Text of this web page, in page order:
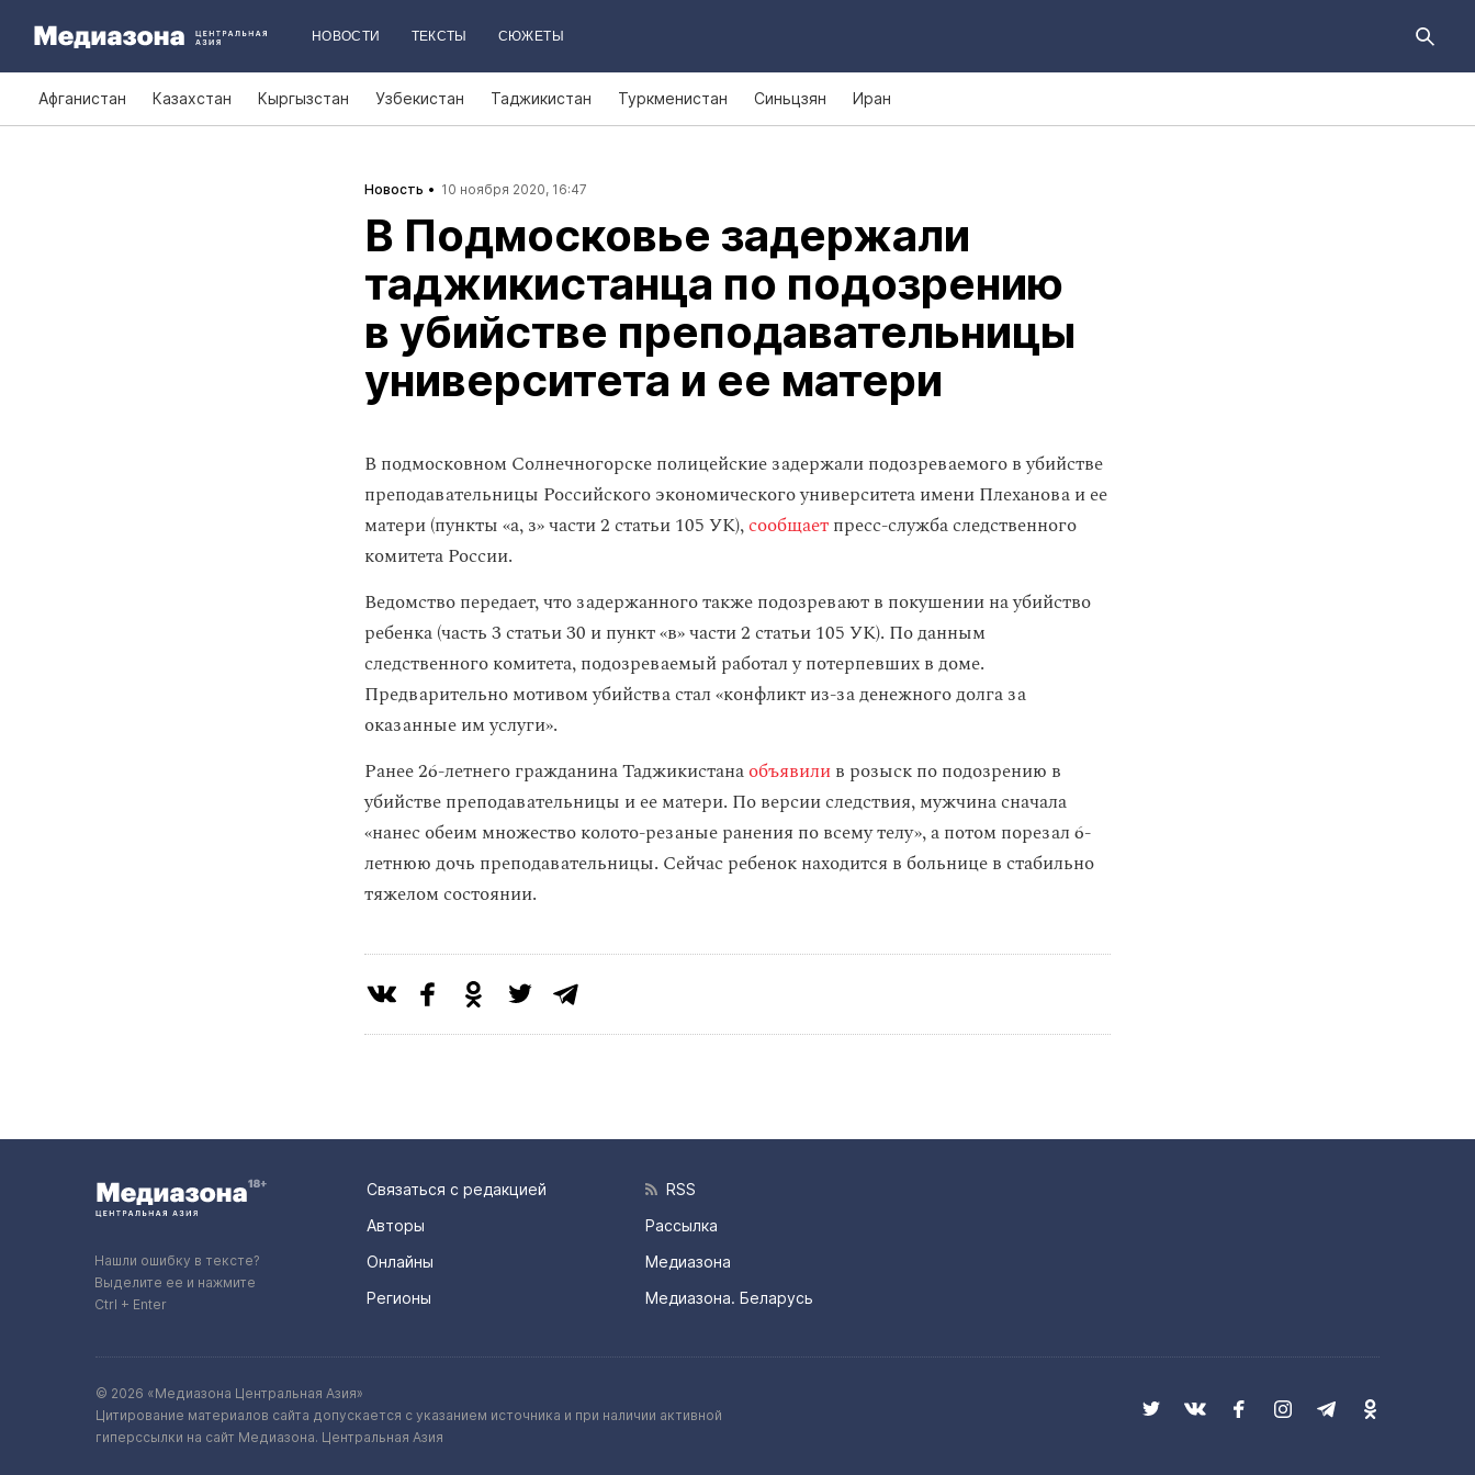
НОВОСТИ ТЕКСТЫ СЮЖЕТЫ
Афганистан Казахстан Кыргызстан Узбекистан Таджикистан Туркменистан Синьцзян Иран
Новость 10 ноября 2020, 16:47
В Подмосковье задержали
таджикистанца по подозрению
в убийстве преподавательницы
университета и ее матери
В подмосковном Солнечногорске полицейские задержали подозреваемого в убийстве
преподавательницы Российского экономического университета имени Плеханова и ее
матери (пункты «а, з» части 2 статьи 105 УК),сообщаетпресс-служба следственного
комитета России.
Ведомство передает, что задержанного также подозревают в покушении на убийство
ребенка (часть 3 статьи 30 и пункт «в» части 2 статьи 105 УК). По данным
следственного комитета, подозреваемый работал у потерпевших в доме.
Предварительно мотивом убийства стал «конфликт из-за денежного долга за
оказанные им услуги».
Ранее 26-летнего гражданина Таджикистанаобъявилив розыск по подозрению в
убийстве преподавательницы и ее матери. По версии следствия, мужчина сначала
«нанес обеим множество колото-резаные ранения по всему телу», а потом порезал 6-
летнюю дочь преподавательницы. Сейчас ребенок находится в больнице в стабильно
тяжелом состоянии.
Нашли ошибку в тексте?
Выделите ее и нажмите
Ctrl + Enter
Связаться с редакцией
Авторы
Онлайны
Регионы
RSS
Рассылка
Медиазона
Медиазона. Беларусь
© 2026 «Медиазона Центральная Азия»
Цитирование материалов сайта допускается с указанием источника и при наличии активной
гиперссылки на сайт Медиазона. Центральная Азия